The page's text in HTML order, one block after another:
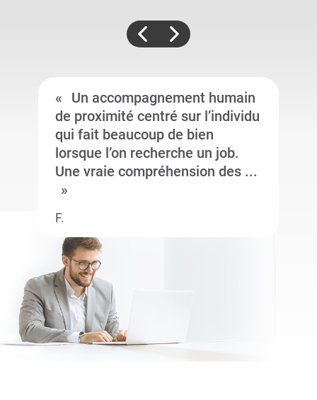
Un accompagnement humain
de proximité centré sur l’individu
qui fait beaucoup de bien
lorsque l’on recherche un job.
Une vraie compréhension des ...
F.